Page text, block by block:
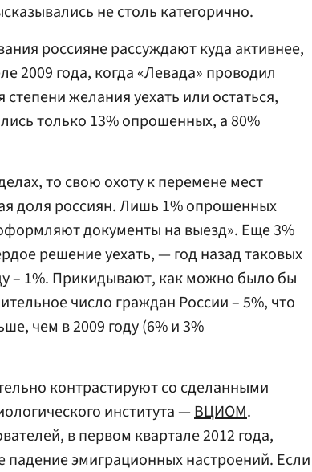
не столь категорично.
россияне рассуждают куда активнее,
2009 года, когда «Левада» проводил
желания уехать или остаться,
только 13% опрошенных, а 80%
то свою охоту к перемене мест
доля россиян. Лишь 1% опрошенных
документы на выезд». Еще 3%
решение уехать, — год назад таковых
– 1%. Прикидывают, как можно было бы
число граждан России – 5%, что
чем в 2009 году (6% и 3%
контрастируют со сделанными
института —ВЦИОМ.
в первом квартале 2012 года,
эмиграционных настроений. Если